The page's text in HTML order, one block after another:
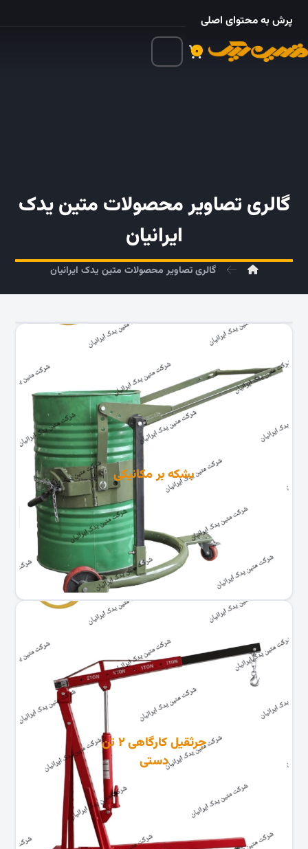
۰۲۱ – ۵۵۲۴ ۵۳۲۵
۰
پرش به محتوای اصلی
گالری تصاویر محصولات متین یدک
ایرانیان
گالری تصاویر محصولات متین یدک ایرانیان
بشکه بر مکانیکی
جرثقیل کارگاهی ۲ تن
دستی